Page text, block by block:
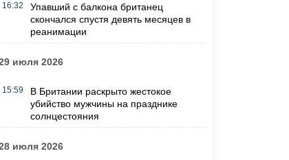
16:32
Упавший с балкона британец
скончался спустя девять месяцев в
реанимации
июля 2026
15:59
В Британии раскрыто жестокое
убийство мужчины на празднике
солнцестояния
июля 2026